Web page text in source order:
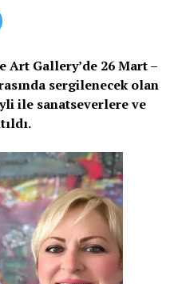
Art Gallery’de 26 Mart –
sergilenecek olan
ile sanatseverlere ve